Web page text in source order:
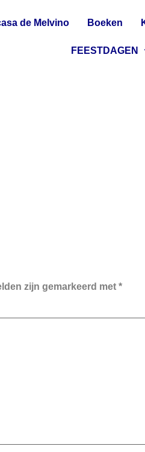
de Melvino Boeken
FEESTDAGEN
zijn gemarkeerd met *